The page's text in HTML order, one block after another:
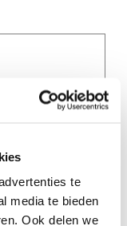
te
media te bieden
Ook delen we